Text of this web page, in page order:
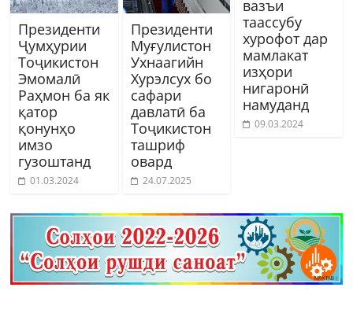
Президенти
Ҷумҳурии
Тоҷикистон
Эмомалӣ
Раҳмон ба як
қатор
қонунҳо
имзо
гузоштанд
01.03.2024
Президенти
Муғулистон
Ухнаагийн
Хурэлсух бо
сафари
давлатӣ ба
Тоҷикистон
ташриф
овард
24.07.2025
вазъи
таассубу
хурофот дар
мамлакат
изҳори
нигаронӣ
намуданд
09.03.2024